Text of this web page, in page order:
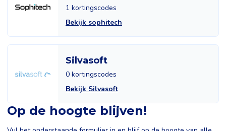
1 kortingscodes
Bekijk sophitech
Silvasoft
0 kortingscodes
Bekijk Silvasoft
Op de hoogte blijven!